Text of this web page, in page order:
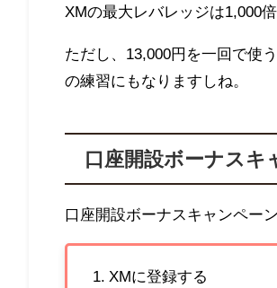
XMの最大レバレッジは1,000
ただし、13,000円を一回で使
の練習にもなりますしね。
口座開設ボーナスキ
口座開設ボーナスキャンペー
XMに登録する